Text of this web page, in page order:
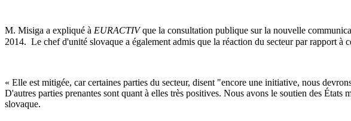
M. Misiga a expliqué à EURACTIVque la consultation publique sur la nouvelle
2014. Le chef d'unité slovaque a également admis que la réaction du secteur par rapport à
« Elle est mitigée, car certaines parties du secteur, disent "encore une initiative, nous
D'autres parties prenantes sont quant à elles très positives. Nous avons le soutien des
slovaque.